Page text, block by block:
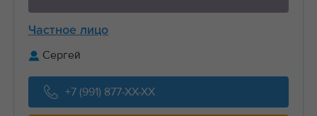
Частное лицо
Сергей
+7 (991) 877-XX-XX